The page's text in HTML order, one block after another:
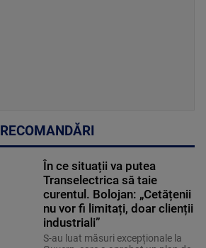
RECOMANDĂRI
În ce situații va putea
Transelectrica să taie
curentul. Bolojan: „Cetățenii
nu vor fi limitați, doar clienții
industriali”
S-au luat măsuri excepționale la